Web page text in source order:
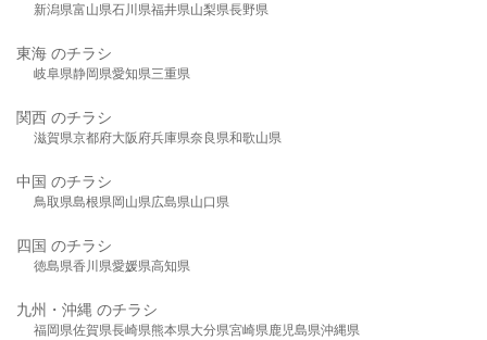
新潟県富山県石川県福井県山梨県長野県
東海 のチラシ
岐阜県静岡県愛知県三重県
関西 のチラシ
滋賀県京都府大阪府兵庫県奈良県和歌山県
中国 のチラシ
鳥取県島根県岡山県広島県山口県
四国 のチラシ
徳島県香川県愛媛県高知県
九州・沖縄 のチラシ
福岡県佐賀県長崎県熊本県大分県宮崎県鹿児島県沖縄県